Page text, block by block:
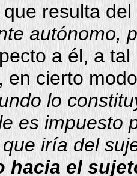
resulta del
autónomo,
a él, a
en cierto
lo
es impuesto
iría del
hacia el